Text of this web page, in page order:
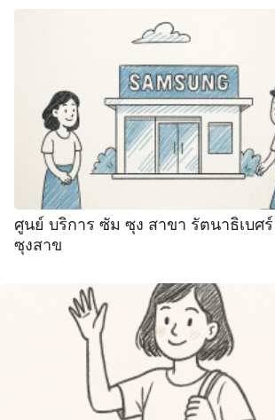
ศูนย์ บริการ ซัม ซุง สาขา รัตนาธิเบศ
ซุงสาข